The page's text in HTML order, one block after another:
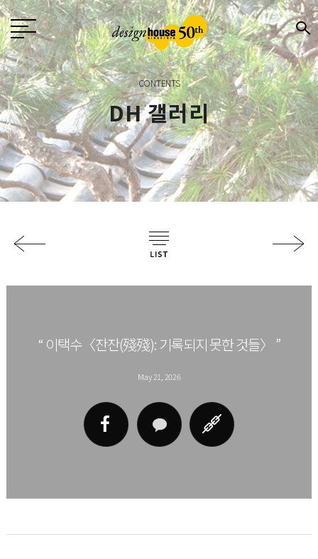
CONTENTS
DH 갤러리
“ 이택수〈잔잔(殘殘): 기록되지 못한 것들〉 ”
May 21, 2026